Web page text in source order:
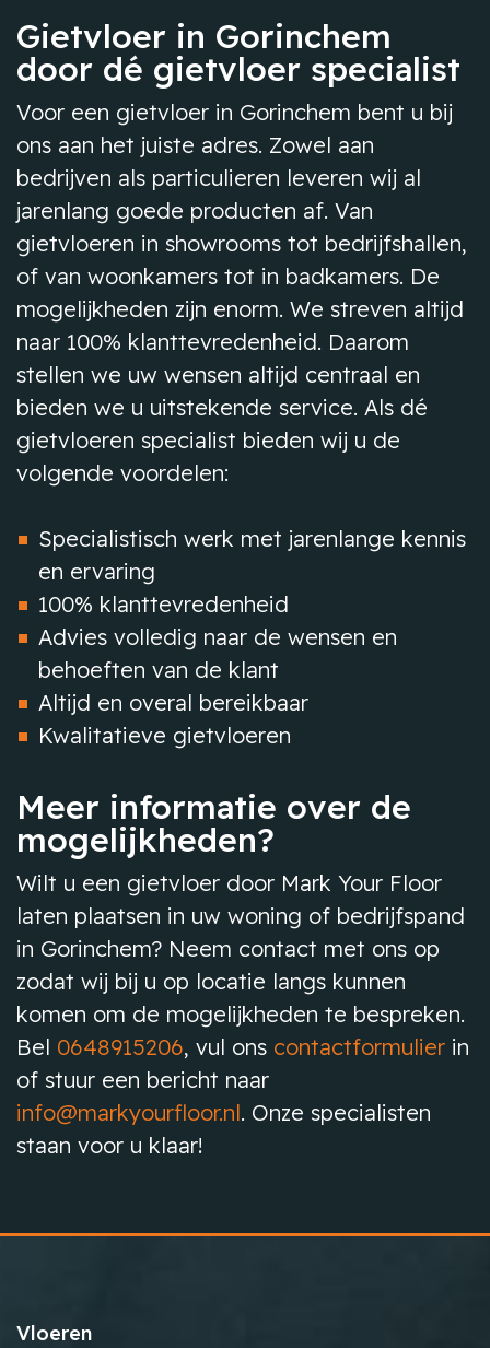
Gietvloer in Gorinchem
door dé gietvloer specialist
Voor een gietvloer in Gorinchem bent u bij
ons aan het juiste adres. Zowel aan
bedrijven als particulieren leveren wij al
jarenlang goede producten af. Van
gietvloeren in showrooms tot bedrijfshallen,
of van woonkamers tot in badkamers. De
mogelijkheden zijn enorm. We streven altijd
naar 100% klanttevredenheid. Daarom
stellen we uw wensen altijd centraal en
bieden we u uitstekende service. Als dé
gietvloeren specialist bieden wij u de
volgende voordelen:
Specialistisch werk met jarenlange kennis
en ervaring
100% klanttevredenheid
Advies volledig naar de wensen en
behoeften van de klant
Altijd en overal bereikbaar
Kwalitatieve gietvloeren
Meer informatie over de
mogelijkheden?
Wilt u een gietvloer door Mark Your Floor
laten plaatsen in uw woning of bedrijfspand
in Gorinchem? Neem contact met ons op
zodat wij bij u op locatie langs kunnen
komen om de mogelijkheden te bespreken.
Bel 0648915206, vul ons contactformulier in
of stuur een bericht naar
info@markyourfloor.nl. Onze specialisten
staan voor u klaar!
Vloeren